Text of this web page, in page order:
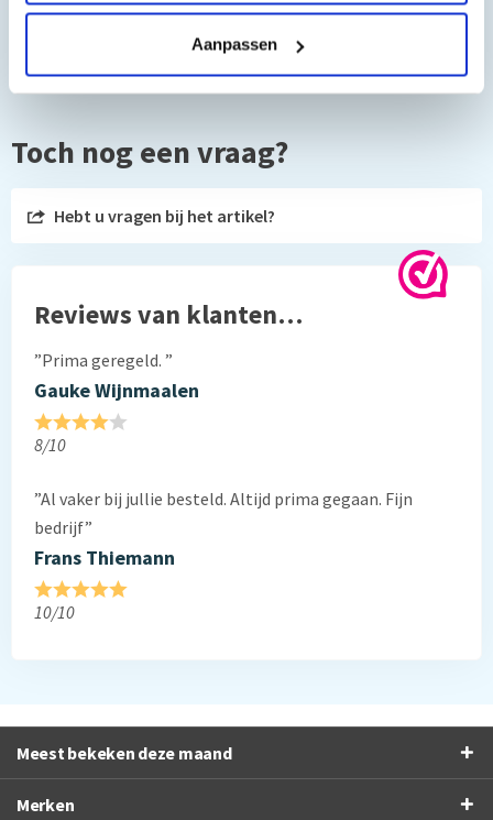
Aanpassen
Toch nog een vraag?
Hebt u vragen bij het artikel?
Reviews van klanten…
”Prima geregeld. ”
Gauke Wijnmaalen
8/10
”Al vaker bij jullie besteld. Altijd prima gegaan. Fijn
bedrijf”
Frans Thiemann
10/10
Meest bekeken deze maand
Merken